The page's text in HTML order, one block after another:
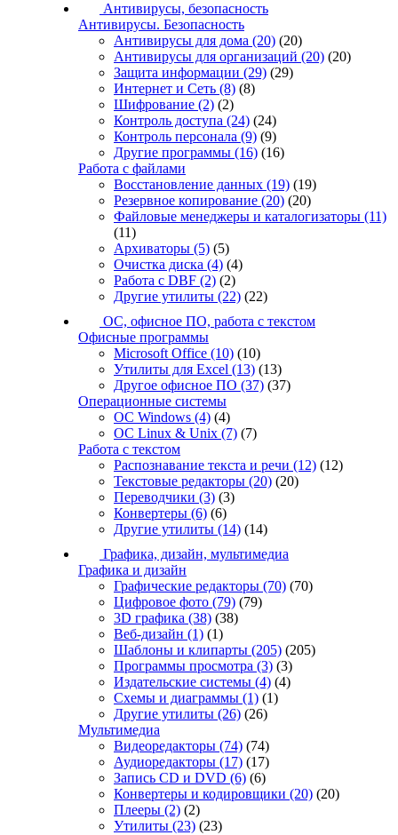
Антивирусы, безопасность
Антивирусы. Безопасность
Антивирусы для дома (20) (20)
Антивирусы для организаций (20) (20)
Защита информации (29) (29)
Интернет и Сеть (8) (8)
Шифрование (2) (2)
Контроль доступа (24) (24)
Контроль персонала (9) (9)
Другие программы (16) (16)
Работа с файлами
Восстановление данных (19) (19)
Резервное копирование (20) (20)
Файловые менеджеры и каталогизаторы (11)
(11)
Архиваторы (5) (5)
Очистка диска (4) (4)
Работа с DBF (2) (2)
Другие утилиты (22) (22)
ОС, офисное ПО, работа с текстом
Офисные программы
Microsoft Office (10) (10)
Утилиты для Excel (13) (13)
Другое офисное ПО (37) (37)
Операционные системы
ОС Windows (4) (4)
ОС Linux & Unix (7) (7)
Работа с текстом
Распознавание текста и речи (12) (12)
Текстовые редакторы (20) (20)
Переводчики (3) (3)
Конвертеры (6) (6)
Другие утилиты (14) (14)
Графика, дизайн, мультимедиа
Графика и дизайн
Графические редакторы (70) (70)
Цифровое фото (79) (79)
3D графика (38) (38)
Веб-дизайн (1) (1)
Шаблоны и клипарты (205) (205)
Программы просмотра (3) (3)
Издательские системы (4) (4)
Схемы и диаграммы (1) (1)
Другие утилиты (26) (26)
Мультимедиа
Видеоредакторы (74) (74)
Аудиоредакторы (17) (17)
Запись CD и DVD (6) (6)
Конвертеры и кодировщики (20) (20)
Плееры (2) (2)
Утилиты (23) (23)